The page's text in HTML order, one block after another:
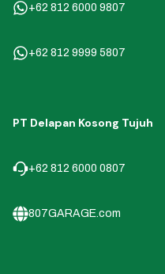
+62 812 6000 9807
+62 812 9999 5807
PT Delapan Kosong Tujuh
+62 812 6000 0807
807GARAGE.com